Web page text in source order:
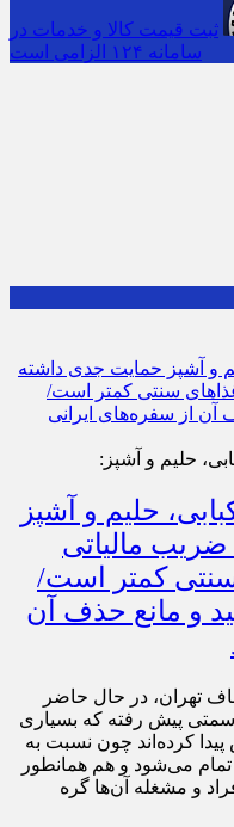
ثبت قیمت کالا و خدمات در
سامانه ۱۲۴ الزامی است
حلیم و آشپز:
حلیم و آشپز
مالیاتی
کمتر است/
و مانع حذف آن
تهران، در حال حاضر
پیش رفته که بسیاری
کرده‌اند چون نسبت به
تمام می‌شود و هم همانطور
و مشغله آن‌ها گره